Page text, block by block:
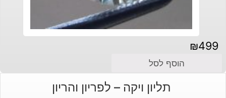
₪499
הוסף לסל
תליון ויקה – לפריון והריון